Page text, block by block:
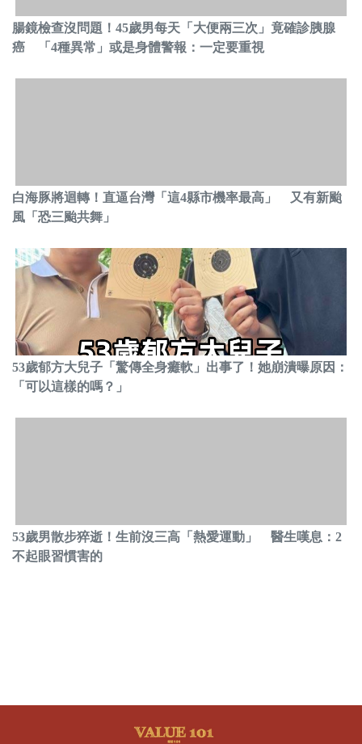
腸鏡檢查沒問題！45歲男每天「大便兩三次」竟確診胰腺
癌 「4種異常」或是身體警報：一定要重視
白海豚將迴轉！直逼台灣「這4縣市機率最高」 又有新颱
風「恐三颱共舞」
53歲郁方大兒子「驚傳全身癱軟」出事了！她崩潰曝原因：
「可以這樣的嗎？」
53歲男散步猝逝！生前沒三高「熱愛運動」 醫生嘆息：2
不起眼習慣害的